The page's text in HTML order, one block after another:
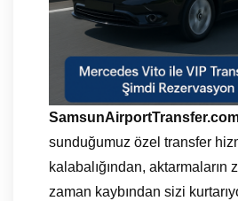
sunduğumuz özel transfer
kalabalığından, aktarmaların
zaman kaybından sizi